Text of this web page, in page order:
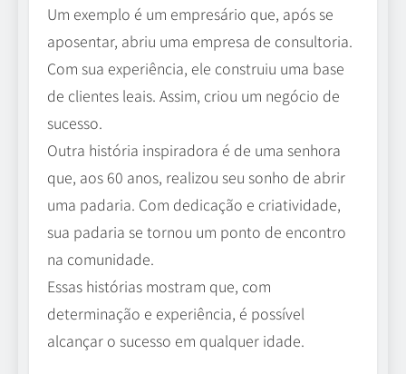
Um exemplo é um empresário que, após se
aposentar, abriu uma empresa de consultoria.
Com sua experiência, ele construiu uma base
de clientes leais. Assim, criou um negócio de
sucesso.
Outra história inspiradora é de uma senhora
que, aos 60 anos, realizou seu sonho de abrir
uma padaria. Com dedicação e criatividade,
sua padaria se tornou um ponto de encontro
na comunidade.
Essas histórias mostram que, com
determinação e experiência, é possível
alcançar o sucesso em qualquer idade.